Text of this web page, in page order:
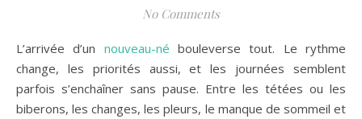
No Comments
L’arrivée d’un nouveau-né bouleverse tout. Le rythme
change, les priorités aussi, et les journées semblent
parfois s’enchaîner sans pause. Entre les tétées ou les
biberons, les changes, les pleurs, le manque de sommeil et